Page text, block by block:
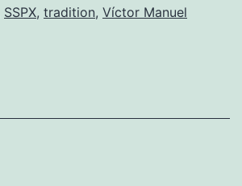
SSPX, tradition, Víctor Manuel